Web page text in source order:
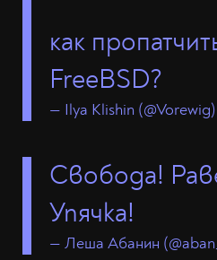
как
FreeBSD?
— Ilya Klishin (@Vorewig)
Свобода!
Упячка!
— Леша Абанин